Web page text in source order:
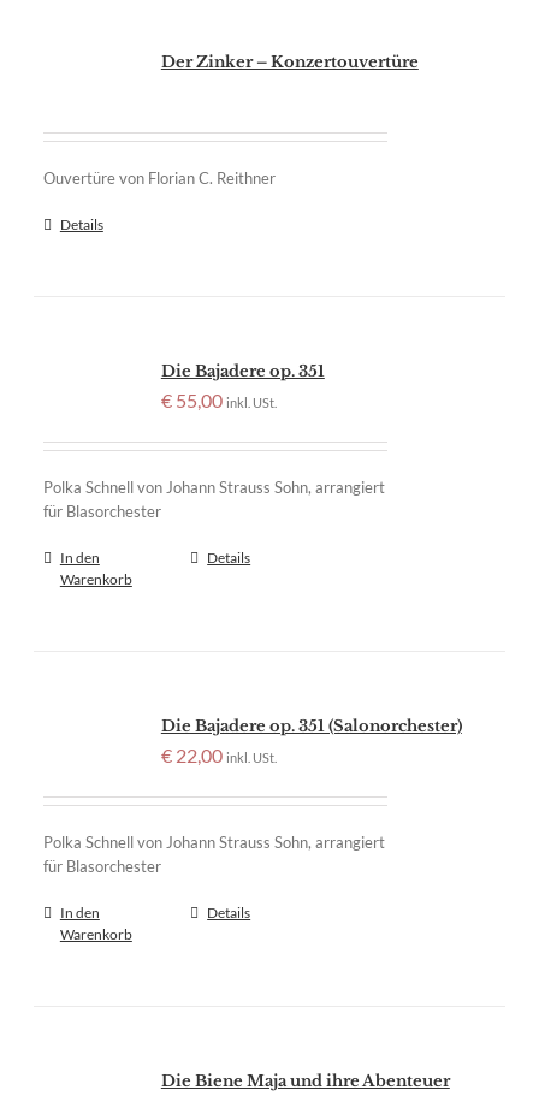
Der Zinker – Konzertouvertüre
Ouvertüre von Florian C. Reithner
Details
Die Bajadere op. 351
€55,00 inkl. USt.
Polka Schnell von Johann Strauss Sohn, arrangiert
für Blasorchester
In den
Warenkorb
Details
Die Bajadere op. 351 (Salonorchester)
€22,00 inkl. USt.
Polka Schnell von Johann Strauss Sohn, arrangiert
für Blasorchester
In den
Warenkorb
Details
Die Biene Maja und ihre Abenteuer